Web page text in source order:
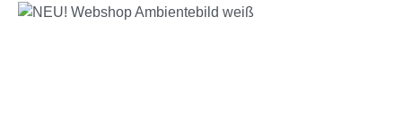
Bildergalerie überspringen